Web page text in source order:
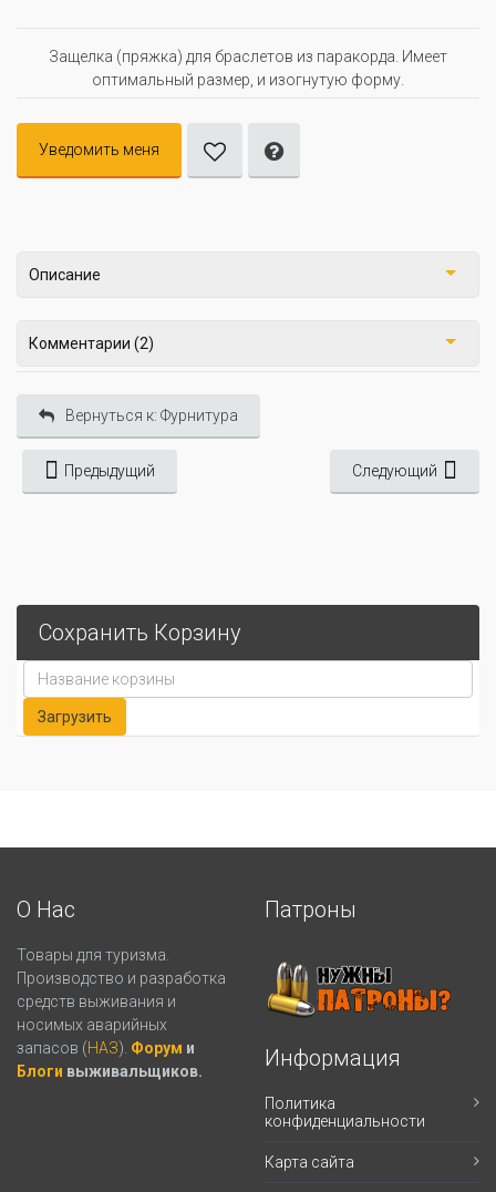
Защелка (пряжка) для браслетов из паракорда. Имеет
оптимальный размер, и изогнутую форму.
Уведомить меня
Описание
Комментарии (2)
Вернуться к: Фурнитура
Предыдущий Следующий
Сохранить Корзину
О Нас
Товары для туризма.
Производство и разработка
средств выживания и
носимых аварийных
запасов (НАЗ). Форум и
Блоги выживальщиков.
Патроны
Информация
Политика
конфиденциальности
Карта сайта